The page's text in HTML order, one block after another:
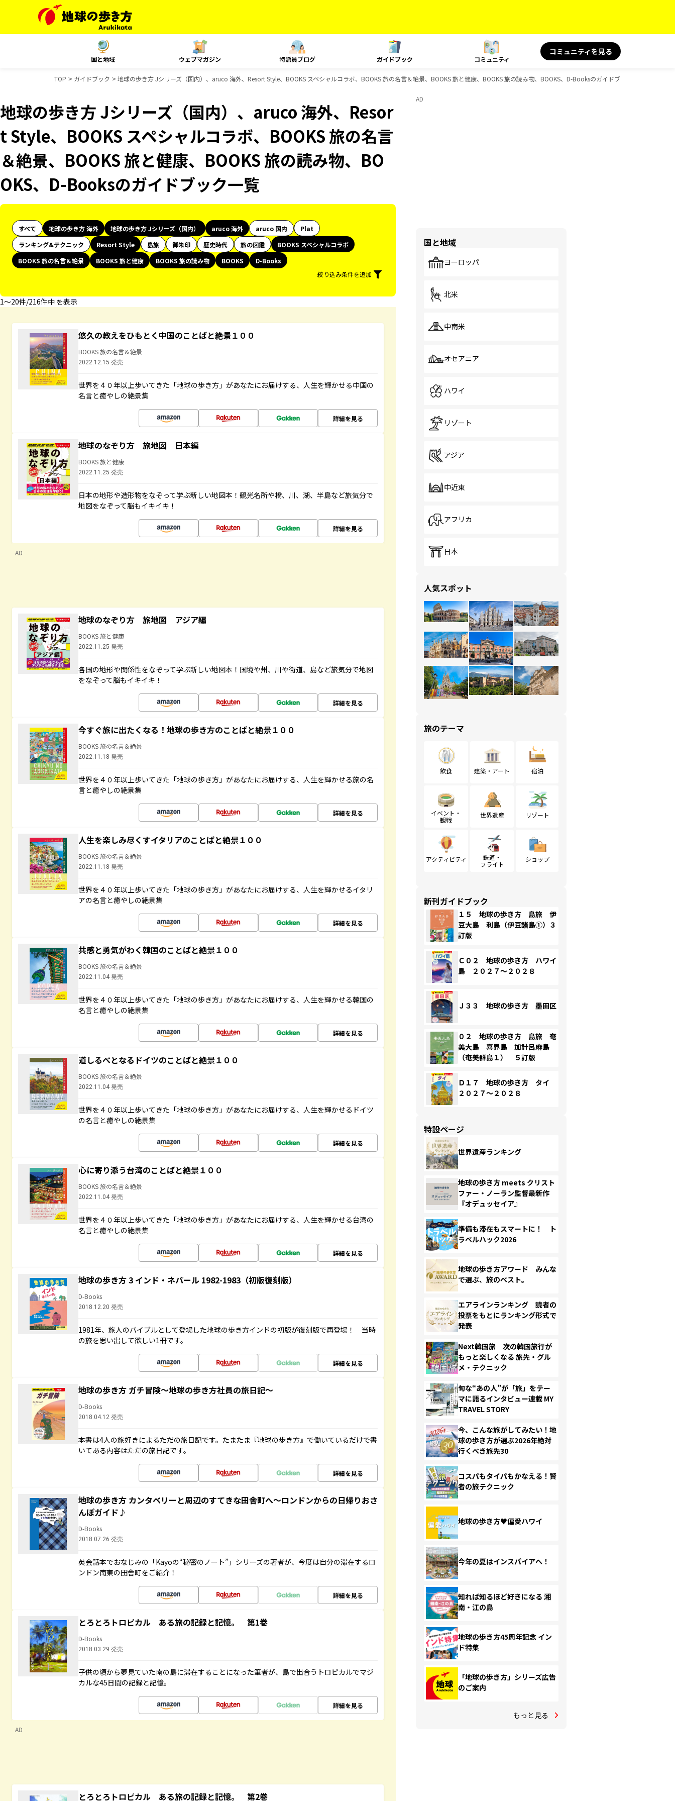
国と地域 ウェブマガジン 特派員ブログ ガイドブック コミュニティ
コミュニティを見る
TOP ガイドブック 地球の歩き方 Jシリーズ（国内）、aruco 海外、Resort Style、BOOKS スペシャルコラボ、BOOKS 旅の名言＆絶景、BOOKS 旅と健康、BOOKS 旅の読み物、BOOKS、D-Booksのガイドブック一覧
地球の歩き方 Jシリーズ（国内）、aruco 海外、Resor
t Style、BOOKS スペシャルコラボ、BOOKS 旅の名言
＆絶景、BOOKS 旅と健康、BOOKS 旅の読み物、BO
OKS、D-Booksのガイドブック一覧
すべて 地球の歩き方 海外 地球の歩き方 Jシリーズ（国内） aruco 海外 aruco 国内
Plat
ランキング&テクニック
Resort Style 島旅 御朱印 歴史時代 旅の図鑑
BOOKS スペシャルコラボ
BOOKS 旅の名言＆絶景
BOOKS 旅と健康 BOOKS 旅の読み物 BOOKS
D-Books
絞り込み条件を追加
1〜20件/216件中 を表示
悠久の教えをひもとく中国のことばと絶景１００
BOOKS 旅の名言＆絶景
2022.12.15 発売
世界を４０年以上歩いてきた「地球の歩き方」があなたにお届けする、人生を輝かせる中国の
名言と癒やしの絶景集
詳細を見る
地球のなぞり方 旅地図 日本編
BOOKS 旅と健康
2022.11.25 発売
日本の地形や造形物をなぞって学ぶ新しい地図本！観光名所や橋、川、湖、半島など旅気分で
地図をなぞって脳もイキイキ！
詳細を見る
AD
地球のなぞり方 旅地図 アジア編
BOOKS 旅と健康
2022.11.25 発売
各国の地形や関係性をなぞって学ぶ新しい地図本！国境や州、川や街道、島など旅気分で地図
をなぞって脳もイキイキ！
詳細を見る
今すぐ旅に出たくなる！地球の歩き方のことばと絶景１００
BOOKS 旅の名言＆絶景
2022.11.18 発売
世界を４０年以上歩いてきた「地球の歩き方」があなたにお届けする、人生を輝かせる旅の名
言と癒やしの絶景集
詳細を見る
人生を楽しみ尽くすイタリアのことばと絶景１００
BOOKS 旅の名言＆絶景
2022.11.18 発売
世界を４０年以上歩いてきた「地球の歩き方」があなたにお届けする、人生を輝かせるイタリ
アの名言と癒やしの絶景集
詳細を見る
共感と勇気がわく韓国のことばと絶景１００
BOOKS 旅の名言＆絶景
2022.11.04 発売
世界を４０年以上歩いてきた「地球の歩き方」があなたにお届けする、人生を輝かせる韓国の
名言と癒やしの絶景集
詳細を見る
道しるべとなるドイツのことばと絶景１００
BOOKS 旅の名言＆絶景
2022.11.04 発売
世界を４０年以上歩いてきた「地球の歩き方」があなたにお届けする、人生を輝かせるドイツ
の名言と癒やしの絶景集
詳細を見る
心に寄り添う台湾のことばと絶景１００
BOOKS 旅の名言＆絶景
2022.11.04 発売
世界を４０年以上歩いてきた「地球の歩き方」があなたにお届けする、人生を輝かせる台湾の
名言と癒やしの絶景集
詳細を見る
地球の歩き方 3 インド・ネパール 1982-1983（初版復刻版）
D-Books
2018.12.20 発売
1981年、旅人のバイブルとして登場した地球の歩き方インドの初版が復刻版で再登場！ 当時
の旅を思い出して欲しい1冊です。
詳細を見る
地球の歩き方 ガチ冒険～地球の歩き方社員の旅日記～
D-Books
2018.04.12 発売
本書は4人の旅好きによるただの旅日記です。たまたま『地球の歩き方』で働いているだけで書
いてある内容はただの旅日記です。
詳細を見る
地球の歩き方 カンタベリーと周辺のすてきな田舎町へ～ロンドンからの日帰りおさ
んぽガイド♪
D-Books
2018.07.26 発売
英会話本でおなじみの「Kayoの“秘密のノート”」シリーズの著者が、今度は自分の滞在するロ
ンドン南東の田舎町をご紹介！
詳細を見る
とろとろトロピカル ある旅の記録と記憶。 第1巻
D-Books
2018.03.29 発売
子供の頃から夢見ていた南の島に滞在することになった筆者が、島で出合うトロピカルでマジ
カルな45日間の記録と記憶。
詳細を見る
AD
とろとろトロピカル ある旅の記録と記憶。 第2巻
AD
国と地域
ヨーロッパ
北米
中南米
オセアニア
ハワイ
リゾート
アジア
中近東
アフリカ
日本
人気スポット
旅のテーマ
飲食 建築・アート 宿泊
イベント・
観戦
世界遺産 リゾート
アクティビティ
鉄道・
フライト
ショップ
新刊ガイドブック
１５ 地球の歩き方 島旅 伊
豆大島 利島（伊豆諸島①）３
訂版
Ｃ０２ 地球の歩き方 ハワイ
島 ２０２７～２０２８
Ｊ３３ 地球の歩き方 墨田区
０２ 地球の歩き方 島旅 奄
美大島 喜界島 加計呂麻島
（奄美群島１） ５訂版
Ｄ１７ 地球の歩き方 タイ
２０２７～２０２８
特設ページ
世界遺産ランキング
地球の歩き方 meets クリスト
ファー・ノーラン監督最新作
『オデュッセイア』
準備も滞在もスマートに！ ト
ラベルハック2026
地球の歩き方アワード みんな
で選ぶ、旅のベスト。
エアラインランキング 読者の
投票をもとにランキング形式で
発表
Next韓国旅 次の韓国旅行が
もっと楽しくなる 旅先・グル
メ・テクニック
旬な“あの人”が「旅」をテー
マに語るインタビュー連載 MY
TRAVEL STORY
今、こんな旅がしてみたい！地
球の歩き方が選ぶ2026年絶対
行くべき旅先30
コスパもタイパもかなえる！賢
者の旅テクニック
地球の歩き方♥偏愛ハワイ
今年の夏はインスパイアへ！
知れば知るほど好きになる 湘
南・江の島
地球の歩き方45周年記念 イン
ド特集
「地球の歩き方」シリーズ広告
のご案内
もっと見る